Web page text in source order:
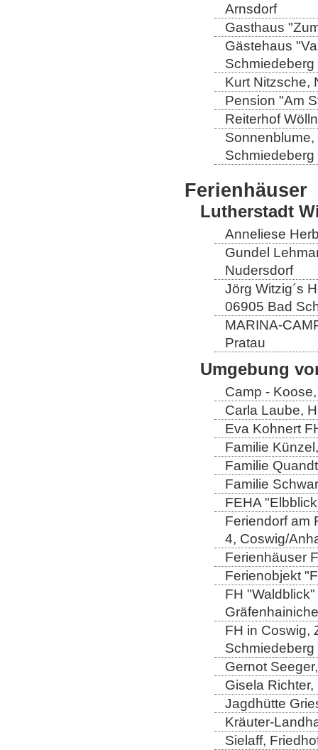
Arnsdorf
Gasthaus
Gästehaus
Schmiedeberg
Kurt Nitzsche,
Pension "Am
Reiterhof
Sonnenblume,
Schmiedeberg
Ferienhäuser
Lutherstadt
Anneliese
Gundel
Nudersdorf
Jörg Witzig´s
06905 Bad
MARINA-
Pratau
Umgebung
Camp -
Carla Laube,
Eva Kohnert
Familie
Familie
Familie
FEHA
Feriendorf am
4, Coswig/
Ferienhäuser
Ferienobjekt
FH
FH in Coswig,
Schmiedeberg
Gernot
Gisela
Jagdhütte
Kräuter-
Sielaff,